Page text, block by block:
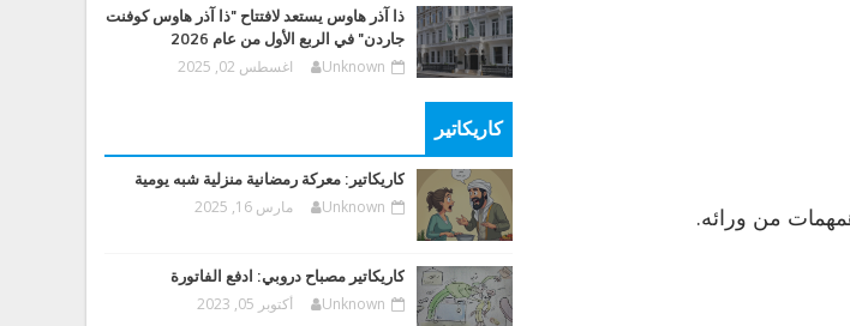
من ورائه.
ذا آذر هاوس يستعد لافتتاح "ذا آذر هاوس كوفنت
جاردن" في الربع الأول من عام 2026
Unknown اغسطس 02, 2025
كاريكاتير
كاريكاتير: معركة رمضانية منزلية شبه يومية
Unknown مارس 16, 2025
كاريكاتير مصباح دروبي: ادفع الفاتورة
Unknown أكتوبر 05, 2023